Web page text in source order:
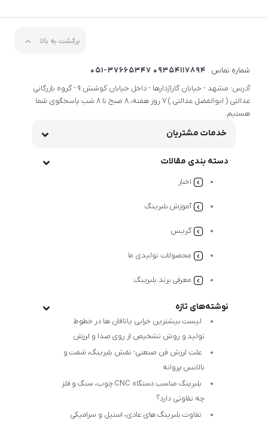
برگشت به بالا
شماره تماس
09354117894 051-37665347
آدرس: مشهد - خیابان گاراژدارها - داخل خیابان کوشش 9 - گروه بازرگانی
عدالتی ( ابوالفضل عدالتی ) 7 روز هفته، 8 صبح تا 8 شب پاسخگوی شما
هستیم.
خدمات مشتریان
دسته بندی مقالات
اخبار
آموزش بلبرینگ
گریس
محصولات تولیدی ما
معرفی برند بلبرینگ
نوشته‌های تازه
لیست بیشترین خرابی‌ یاتاقان ها در خطوط
تولید و روش تشخیص از روی صدا و لرزش
علت لرزش فن صنعتی؛ نقش بلبرینگ، شفت و
بالانس پروانه
بلبرینگ مناسب دستگاه CNC چوب، سنگ و فلز
چه تفاوتی دارد؟
تفاوت بلبرینگ های عادی، استیل و سرامیکی